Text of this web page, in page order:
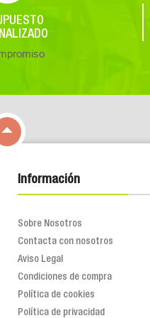

Información
Sobre Nosotros
Contacta con nosotros
Aviso Legal
Condiciones de compra
Política de cookies
Política de privacidad